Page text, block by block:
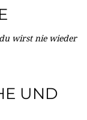
wirst nie wieder
UND